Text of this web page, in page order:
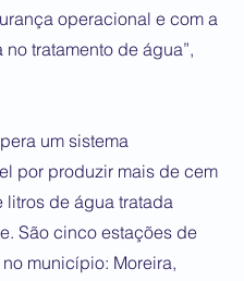
operacional e com a
tratamento de água”,
um sistema
por produzir mais de cem
litros de água tratada
São cinco estações de
município: Moreira,